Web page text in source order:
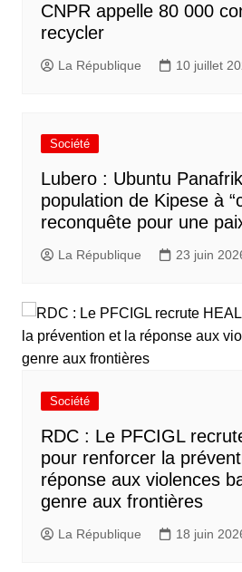
CNPR appelle 80 000
recycler
La République 10 juillet
Société
Lubero : Ubuntu
population de Kipese à
reconquête pour une
La République 23 juin
Société
RDC : Le PFCIGL
pour renforcer la
réponse aux violences
genre aux frontières
La République 18 juin